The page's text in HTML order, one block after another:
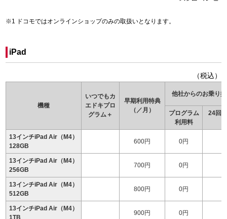
ドコモではオンラインショップのみの取扱いとなります。
iPad
（税込）
機種
いつでもカ
エドキプロ
グラム＋
早期利用特典
（／月）
他社からのお乗り
プログラム
利用料
24回
13インチiPad Air（M4）
128GB
600円 0円
13インチiPad Air（M4）
256GB
700円 0円
13インチiPad Air（M4）
512GB
800円 0円
13インチiPad Air（M4）
900円 0円